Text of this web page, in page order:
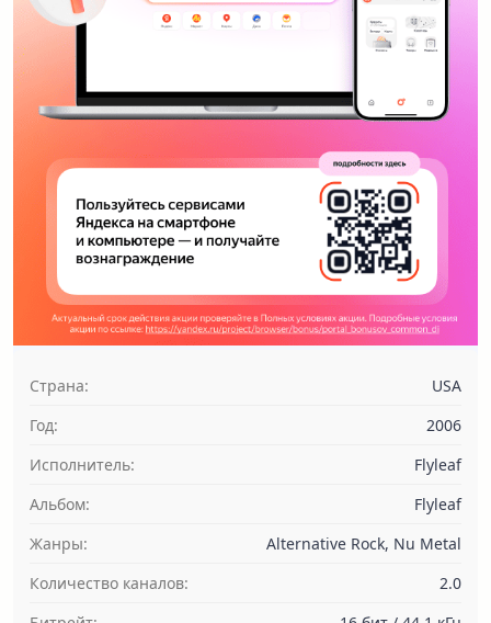
Страна:
USA
Год:
2006
Исполнитель:
Flyleaf
Альбом:
Flyleaf
Жанры:
Alternative Rock, Nu Metal
Количество каналов:
2.0